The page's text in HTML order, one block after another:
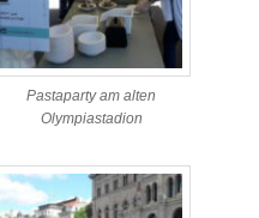
Pastaparty am alten
Olympiastadion